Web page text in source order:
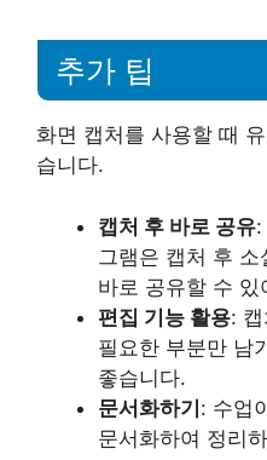
추가 팁
화면 캡처를 사용할 때
습니다.
캡처 후 바로 공유:
그램은 캡처 후
바로 공유할 수 있
편집 기능 활용:
필요한 부분만 남
좋습니다.
문서화하기: 수업
문서화하여 정리